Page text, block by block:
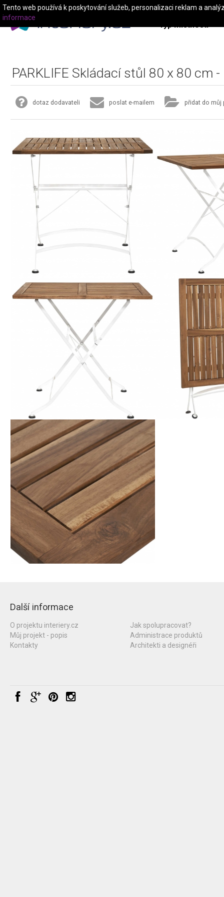
Typ místnosti
PARKLIFE Skládací stůl 80 x 80 cm
dotaz dodavateli poslat e-mailem přidat do můj
Další informace
O projektu interiery.cz
Můj projekt - popis
Kontakty
Jak spolupracovat?
Administrace produktů
Architekti a designéři
Tento web používá k poskytování služeb, personalizaci reklam a
informace